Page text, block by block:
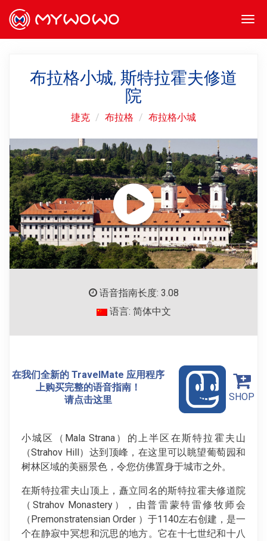
布拉格小城, 斯特拉霍夫修道
院
捷克 布拉格 布拉格小城
语音指南长度: 3.08
语言: 简体中文
在我们全新的 TravelMate 应用程序
上购买完整的语音指南！
请点击这里
SHOP
小城区（Mala Strana）的上半区在斯特拉霍夫山
（Strahov Hill）达到顶峰，在这里可以眺望葡萄园和
树林区域的美丽景色，令您仿佛置身于城市之外。
在斯特拉霍夫山顶上，矗立同名的斯特拉霍夫修道院
（Strahov Monastery），由普雷蒙特雷修牧师会
（Premonstratensian Order ）于1140左右创建，是一
个在静寂中冥想和沉思的地方。它在十七世纪和十八